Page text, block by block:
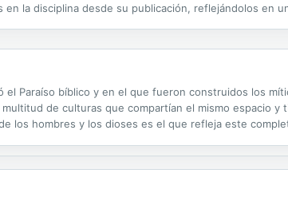
la disciplina desde su publicación, reflejándolos en
Paraíso bíblico y en el que fueron construidos los
de culturas que compartían el mismo espacio y
los hombres y los dioses es el que refleja este